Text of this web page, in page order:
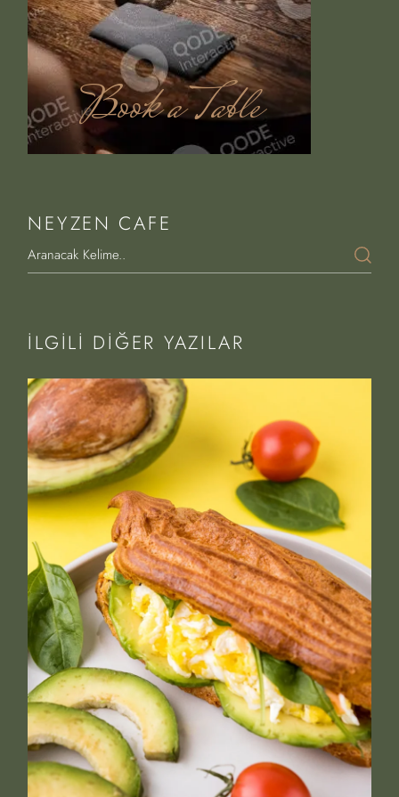
Book a Table
NEYZEN CAFE
İLGILI DIĞER YAZILAR